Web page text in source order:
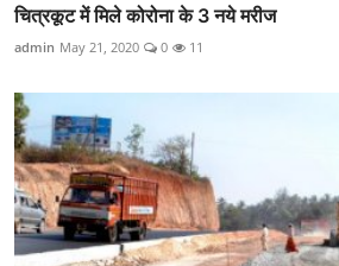
चित्रकूट में मिले कोरोना के 3 नये मरीज
admin May 21, 2020 0 11